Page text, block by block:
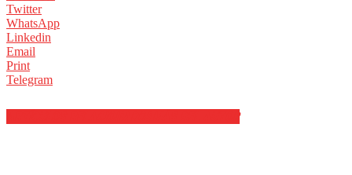
Twitter
WhatsApp
Linkedin
Email
Print
Telegram